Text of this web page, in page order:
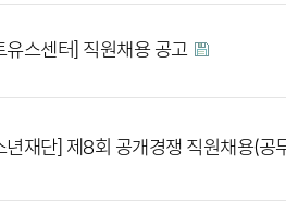
유스센터] 직원채용 공고
년재단] 제8회 공개경쟁 직원채용(공